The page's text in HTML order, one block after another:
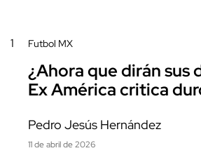
1 Futbol MX
¿Ahora que dirán sus
Ex América critica
Pedro Jesús Hernández
11 de abril de 2026